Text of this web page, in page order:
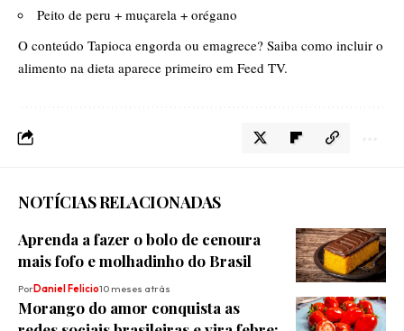
Peito de peru + muçarela + orégano
O conteúdo Tapioca engorda ou emagrece? Saiba como incluir o
alimento na dieta aparece primeiro em Feed TV.
NOTÍCIAS RELACIONADAS
Aprenda a fazer o bolo de cenoura
mais fofo e molhadinho do Brasil
PorDaniel Felicio10 meses atrás
Morango do amor conquista as